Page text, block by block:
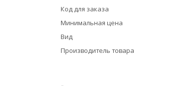
Код для заказа
Минимальная цена
Вид
Производитель товара